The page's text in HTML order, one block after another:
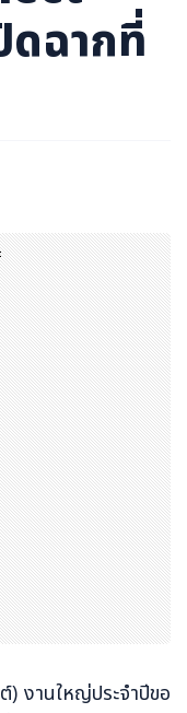
ดฉากที่
งานใหญ่ประจำปีขอ